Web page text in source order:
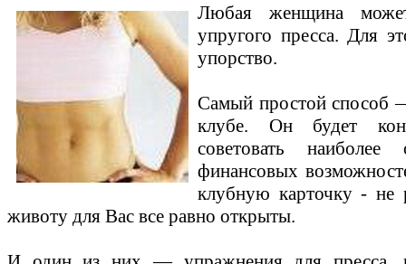
Любая женщина
упругого пресса. Для
упорство.
Самый простой способ
клубе. Он будет
советовать
финансовых
клубную карточку - не
животу для Вас все равно открыты.